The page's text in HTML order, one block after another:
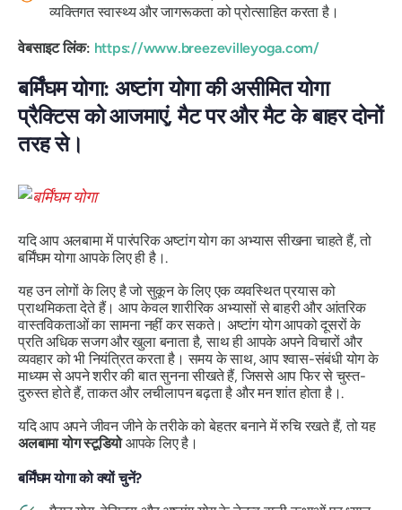
व्यक्तिगत स्वास्थ्य और जागरूकता को प्रोत्साहित करता है।
वेबसाइट लिंक: https://www.breezevilleyoga.com/
बर्मिंघम योगा: अष्टांग योगा की असीमित योगा
प्रैक्टिस को आजमाएं, मैट पर और मैट के बाहर दोनों
तरह से।
यदि आप अलबामा में पारंपरिक अष्टांग योग का अभ्यास सीखना चाहते हैं, तो
बर्मिंघम योगा आपके लिए ही है।.
यह उन लोगों के लिए है जो सुकून के लिए एक व्यवस्थित प्रयास को
प्राथमिकता देते हैं। आप केवल शारीरिक अभ्यासों से बाहरी और आंतरिक
वास्तविकताओं का सामना नहीं कर सकते। अष्टांग योग आपको दूसरों के
प्रति अधिक सजग और खुला बनाता है, साथ ही आपके अपने विचारों और
व्यवहार को भी नियंत्रित करता है। समय के साथ, आप श्वास-संबंधी योग के
माध्यम से अपने शरीर की बात सुनना सीखते हैं, जिससे आप फिर से चुस्त-
दुरुस्त होते हैं, ताकत और लचीलापन बढ़ता है और मन शांत होता है।.
यदि आप अपने जीवन जीने के तरीके को बेहतर बनाने में रुचि रखते हैं, तो यह
अलबामा योग स्टूडियोआपके लिए है।
बर्मिंघम योगा को क्यों चुनें?